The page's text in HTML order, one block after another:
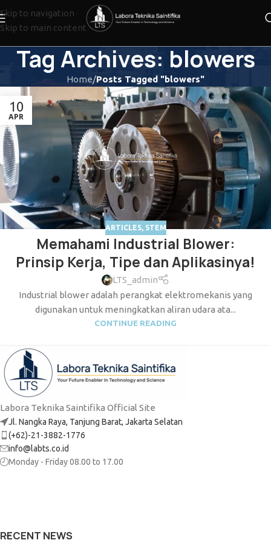
Skip to navigation
Skip to main content
Tag Archives: blowers
Home/Posts Tagged "blowers"
10
APR
ARTICLES, STEM
Memahami Industrial Blower:
Prinsip Kerja, Tipe dan Aplikasinya!
LTS_admin
Industrial blower adalah perangkat elektromekanis yang
digunakan untuk meningkatkan aliran udara ata...
CONTINUE READING
Labora Teknika Saintifika Official Site
Jl. Nangka Raya, Tanjung Barat, Jakarta Selatan
(+62)-21-3882-1776
info@labts.co.id
Monday - Friday 08.00 to 17.00
RECENT NEWS